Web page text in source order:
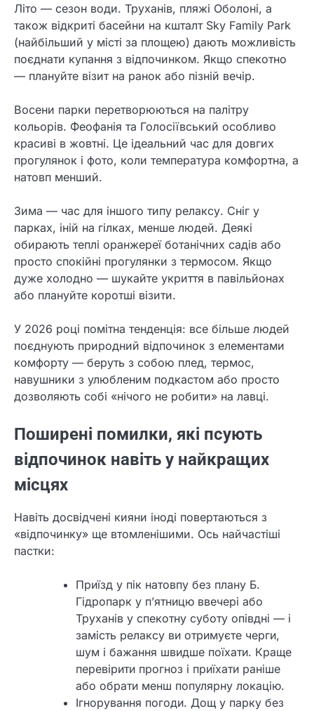
Літо — сезон води. Труханів, пляжі Оболоні, а
також відкриті басейни на кшталт Sky Family Park
(найбільший у місті за площею) дають можливість
поєднати купання з відпочинком. Якщо спекотно
— плануйте візит на ранок або пізній вечір.
Восени парки перетворюються на палітру
кольорів. Феофанія та Голосіївський особливо
красиві в жовтні. Це ідеальний час для довгих
прогулянок і фото, коли температура комфортна, а
натовп менший.
Зима — час для іншого типу релаксу. Сніг у
парках, іній на гілках, менше людей. Деякі
обирають теплі оранжереї ботанічних садів або
просто спокійні прогулянки з термосом. Якщо
дуже холодно — шукайте укриття в павільйонах
або плануйте коротші візити.
У 2026 році помітна тенденція: все більше людей
поєднують природний відпочинок з елементами
комфорту — беруть з собою плед, термос,
навушники з улюбленим подкастом або просто
дозволяють собі «нічого не робити» на лавці.
Поширені помилки, які псують
відпочинок навіть у найкращих
місцях
Навіть досвідчені кияни іноді повертаються з
«відпочинку» ще втомленішими. Ось найчастіші
пастки:
Приїзд у пік натовпу без плану Б.
Гідропарк у п’ятницю ввечері або
Труханів у спекотну суботу опівдні — і
замість релаксу ви отримуєте черги,
шум і бажання швидше поїхати. Краще
перевірити прогноз і приїхати раніше
або обрати менш популярну локацію.
Ігнорування погоди. Дощ у парку без